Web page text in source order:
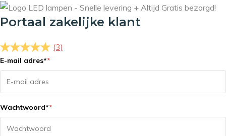
Portaal zakelijke klant
(3)
E-mail adres**
Wachtwoord**